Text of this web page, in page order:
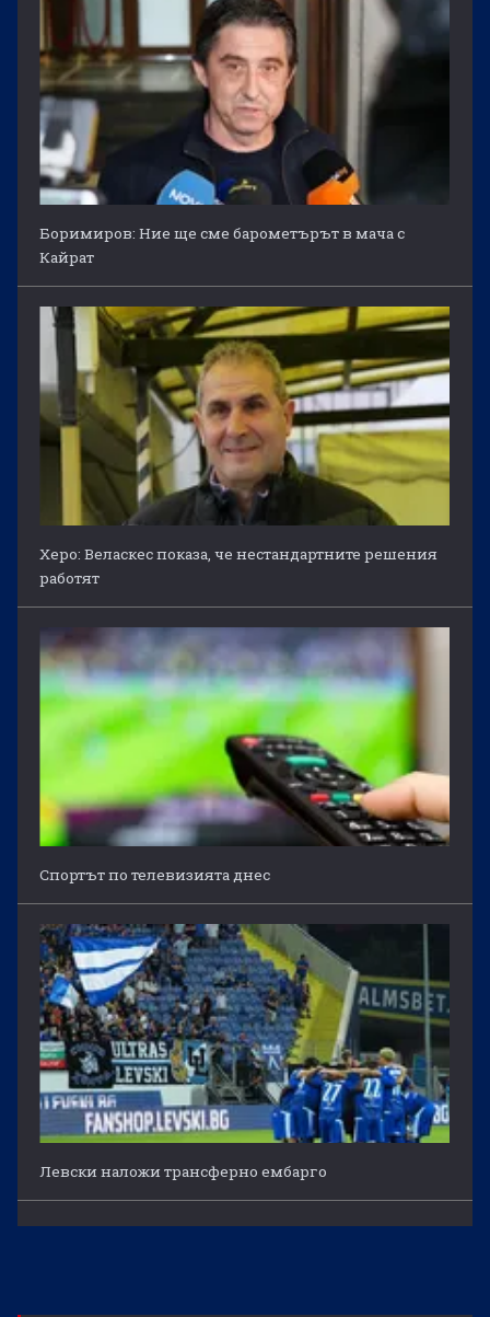
Боримиров: Ние ще сме барометърът в мача с
Кайрат
Херо: Веласкес показа, че нестандартните решения
работят
Спортът по телевизията днес
Левски наложи трансферно ембарго